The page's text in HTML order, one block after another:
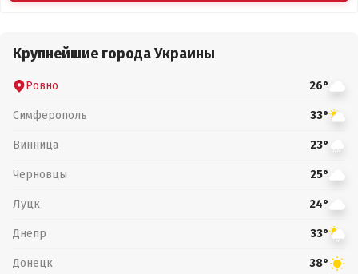
Крупнейшие города Украины
Ровно 26°
Симферополь 33°
Винница 23°
Черновцы 25°
Луцк 24°
Днепр 33°
Донецк 38°